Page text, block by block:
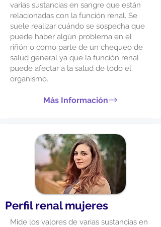
varias sustancias en sangre que están
relacionadas con la función renal. Se
suele realizar cuándo se sospecha que
puede haber algún problema en el
riñón o como parte de un chequeo de
salud general ya que la función renal
puede afectar a la salud de todo el
organismo.
Más Información
Perfil renal mujeres
Mide los valores de varias sustancias en